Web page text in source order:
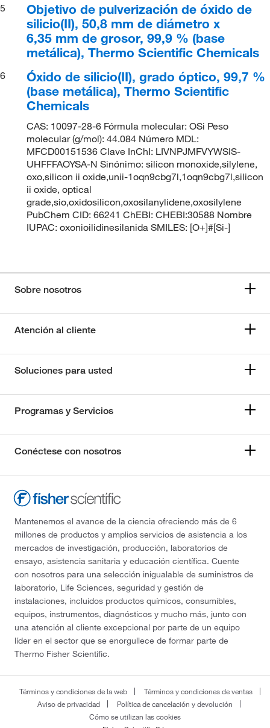
5
Objetivo de pulverización de óxido de
silicio(II), 50,8 mm de diámetro x
6,35 mm de grosor, 99,9 % (base
metálica), Thermo Scientific Chemicals
6
Óxido de silicio(II), grado óptico, 99,7 %
(base metálica), Thermo Scientific
Chemicals
CAS: 10097-28-6 Fórmula molecular: OSi Peso
molecular (g/mol): 44.084 Número MDL:
MFCD00151536 Clave InChI: LIVNPJMFVYWSIS-
UHFFFAOYSA-N Sinónimo: silicon monoxide,silylene,
oxo,silicon ii oxide,unii-1oqn9cbg7l,1oqn9cbg7l,silicon
ii oxide, optical
grade,sio,oxidosilicon,oxosilanylidene,oxosilylene
PubChem CID: 66241 ChEBI: CHEBI:30588 Nombre
IUPAC: oxonioilidinesilanida SMILES: [O+]#[Si-]
Sobre nosotros
Atención al cliente
Soluciones para usted
Programas y Servicios
Conéctese con nosotros
Mantenemos el avance de la ciencia ofreciendo más de 6
millones de productos y amplios servicios de asistencia a los
mercados de investigación, producción, laboratorios de
ensayo, asistencia sanitaria y educación científica. Cuente
con nosotros para una selección inigualable de suministros de
laboratorio, Life Sciences, seguridad y gestión de
instalaciones, incluidos productos químicos, consumibles,
equipos, instrumentos, diagnósticos y mucho más, junto con
una atención al cliente excepcional por parte de un equipo
líder en el sector que se enorgullece de formar parte de
Thermo Fisher Scientific.
Términos y condiciones de la web
Términos y condiciones de ventas
Aviso de privacidad
Política de cancelación y devolución
Cómo se utilizan las cookies